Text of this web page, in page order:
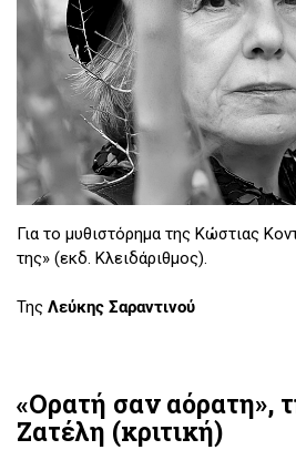
Για το μυθιστόρημα της Κώστιας
της» (εκδ. Κλειδάριθμος).
Της Λεύκης Σαραντινού
«Ορατή σαν αόρατη»,
Ζατέλη (κριτική)